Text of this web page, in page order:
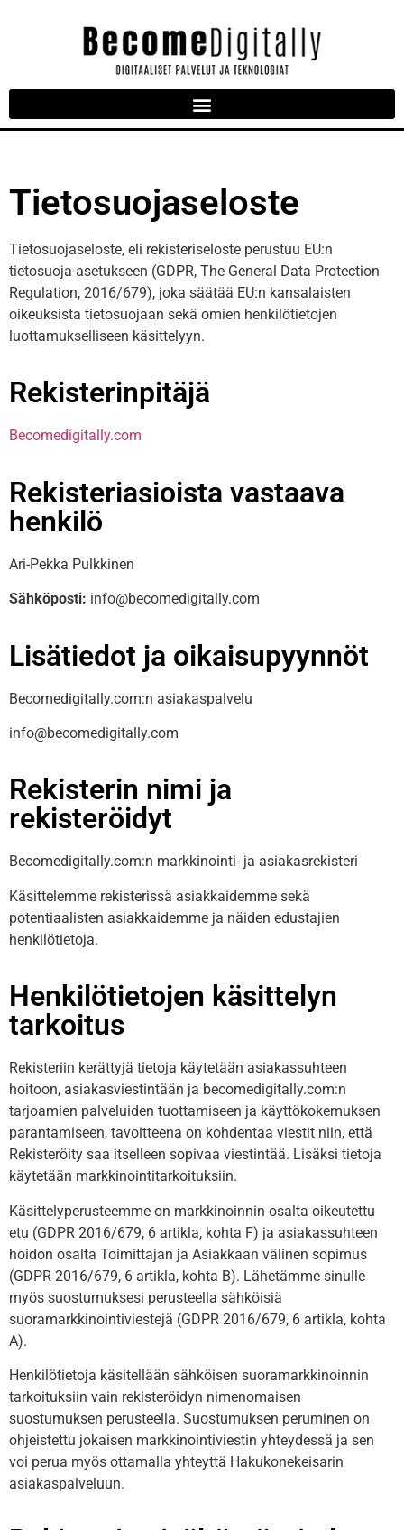
Tietosuojaseloste
Tietosuojaseloste, eli rekisteriseloste perustuu EU:n
tietosuoja-asetukseen (GDPR, The General Data Protection
Regulation, 2016/679), joka säätää EU:n kansalaisten
oikeuksista tietosuojaan sekä omien henkilötietojen
luottamukselliseen käsittelyyn.
Rekisterinpitäjä
Becomedigitally.com
Rekisteriasioista vastaava
henkilö
Ari-Pekka Pulkkinen
Sähköposti: info@becomedigitally.com
Lisätiedot ja oikaisupyynnöt
Becomedigitally.com:n asiakaspalvelu
info@becomedigitally.com
Rekisterin nimi ja
rekisteröidyt
Becomedigitally.com:n markkinointi- ja asiakasrekisteri
Käsittelemme rekisterissä asiakkaidemme sekä
potentiaalisten asiakkaidemme ja näiden edustajien
henkilötietoja.
Henkilötietojen käsittelyn
tarkoitus
Rekisteriin kerättyjä tietoja käytetään asiakassuhteen
hoitoon, asiakasviestintään ja becomedigitally.com:n
tarjoamien palveluiden tuottamiseen ja käyttökokemuksen
parantamiseen, tavoitteena on kohdentaa viestit niin, että
Rekisteröity saa itselleen sopivaa viestintää. Lisäksi tietoja
käytetään markkinointitarkoituksiin.
Käsittelyperusteemme on markkinoinnin osalta oikeutettu
etu (GDPR 2016/679, 6 artikla, kohta F) ja asiakassuhteen
hoidon osalta Toimittajan ja Asiakkaan välinen sopimus
(GDPR 2016/679, 6 artikla, kohta B). Lähetämme sinulle
myös suostumuksesi perusteella sähköisiä
suoramarkkinointiviestejä (GDPR 2016/679, 6 artikla, kohta
A).
Henkilötietoja käsitellään sähköisen suoramarkkinoinnin
tarkoituksiin vain rekisteröidyn nimenomaisen
suostumuksen perusteella. Suostumuksen peruminen on
ohjeistettu jokaisen markkinointiviestin yhteydessä ja sen
voi perua myös ottamalla yhteyttä Hakukonekeisarin
asiakaspalveluun.